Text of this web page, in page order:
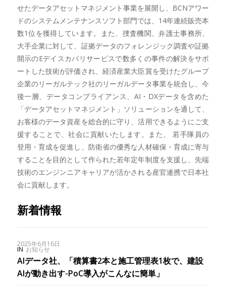
せたデータアセットマネジメント事業を展開し、BCNアワー
ドのシステムメンテナンスソフト部門では、14年連続販売本
数1位を獲得しています。また、捜査機関、弁護士事務所、
大手企業に対して、証拠データのフォレンジック調査や証拠
開示のEデイスカバリサービスで数多くの事件の解決をサポ
ートした技術が評価され、経済産業大臣賞を受けたグループ
企業のリーガルテック社のリーガルデータ事業を統合し、今
後一層、データコンプライアンス、AI・DXデータを含めた
「データアセットマネジメント」ソリューションを通して、
お客様のデータ資産を総合的に守り、活用できるようにご支
援することで、社会に貢献いたします。また、 若手隊員の
登用・育成を促進し、防衛省の優秀な人材確保・育成に寄与
することを目的として作られた若年定年制度を支援し、先端
技術のエンジンニアキャリアが活かされる産官連携で日本社
会に貢献します。
新着情報
2025年6月16日
IN お知らせ
AIデータ社、「積算書2本と施工管理表1枚で、建設
AIが動き出す-PoC導入がこんなに簡単」